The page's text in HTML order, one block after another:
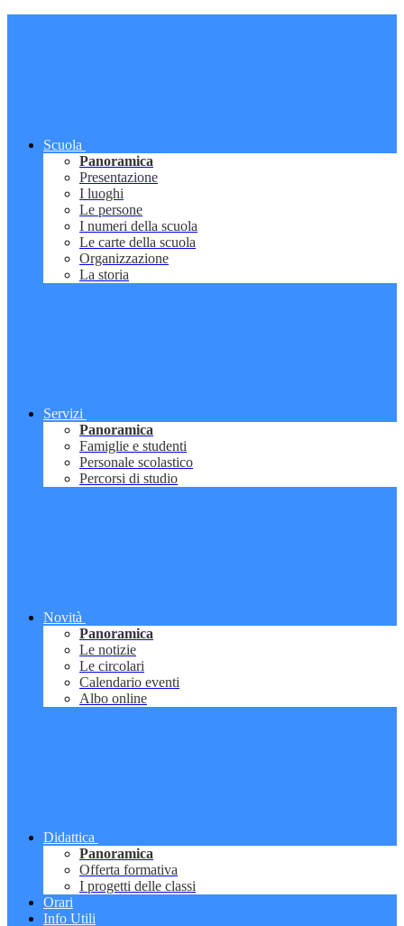
Scuola
Panoramica
Presentazione
I luoghi
Le persone
I numeri della scuola
Le carte della scuola
Organizzazione
La storia
Servizi
Panoramica
Famiglie e studenti
Personale scolastico
Percorsi di studio
Novità
Panoramica
Le notizie
Le circolari
Calendario eventi
Albo online
Didattica
Panoramica
Offerta formativa
I progetti delle classi
Orari
Info Utili